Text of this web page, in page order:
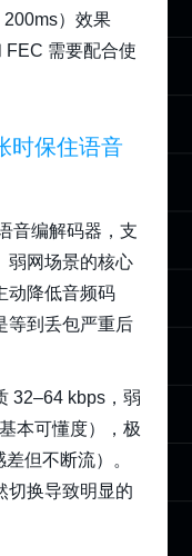
200ms）效果
FEC 需要配合使
时保住语音
音编解码器，支
弱网场景的核心
动降低音频码
等到丢包严重后
32–64 kbps，弱
本可懂度），极
但不断流）。
切换导致明显的